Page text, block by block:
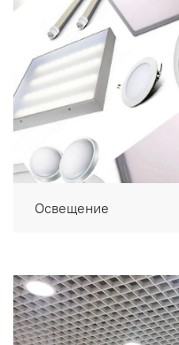
Освещение